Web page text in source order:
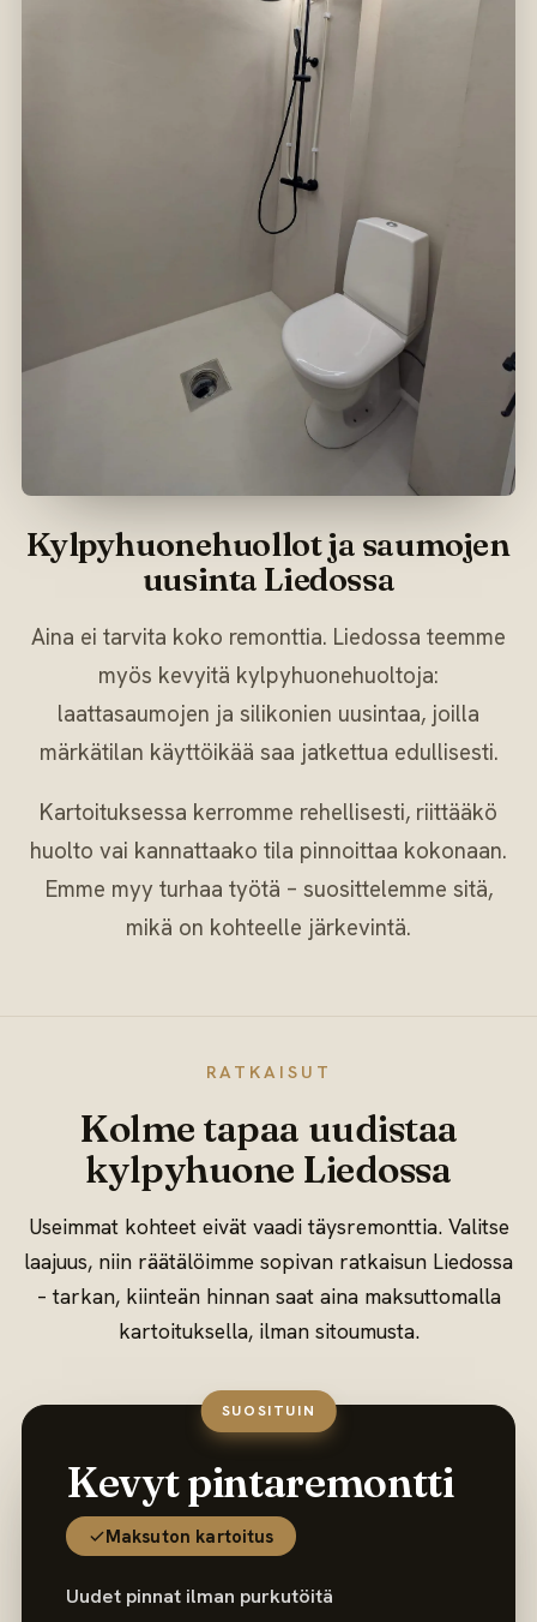
Kylpyhuonehuollot ja saumojen
uusinta Liedossa
Aina ei tarvita koko remonttia. Liedossa teemme
myös kevyitä kylpyhuonehuoltoja:
laattasaumojen ja silikonien uusintaa, joilla
märkätilan käyttöikää saa jatkettua edullisesti.
Kartoituksessa kerromme rehellisesti, riittääkö
huolto vai kannattaako tila pinnoittaa kokonaan.
Emme myy turhaa työtä – suosittelemme sitä,
mikä on kohteelle järkevintä.
RATKAISUT
Kolme tapaa uudistaa
kylpyhuone Liedossa
Useimmat kohteet eivät vaadi täysremonttia. Valitse
laajuus, niin räätälöimme sopivan ratkaisun Liedossa
– tarkan, kiinteän hinnan saat aina maksuttomalla
kartoituksella, ilman sitoumusta.
SUOSITUIN
Kevyt pintaremontti
Maksuton kartoitus
Uudet pinnat ilman purkutöitä